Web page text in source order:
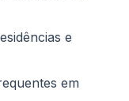
e
em